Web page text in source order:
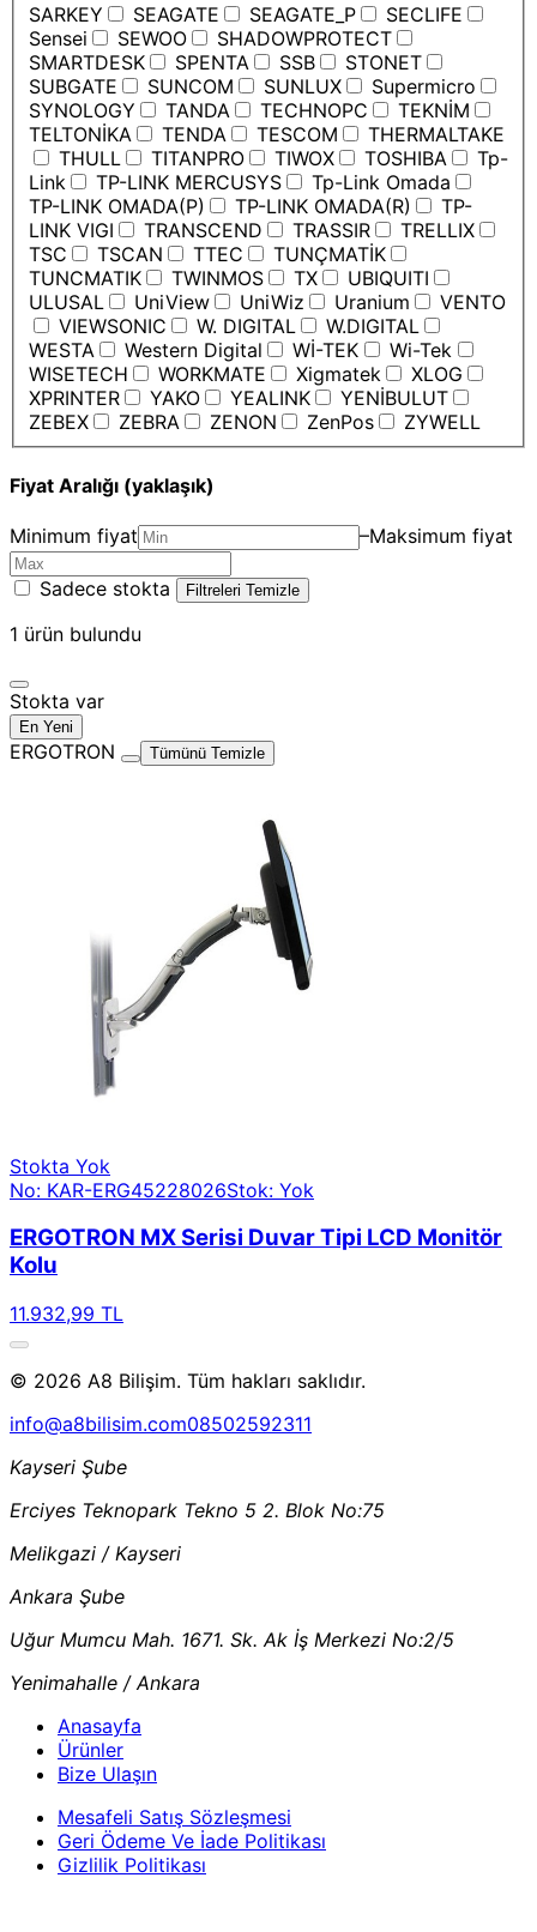
SARKEY
SEAGATE SEAGATE_P
SECLIFE
Sensei
SEWOO
SHADOWPROTECT
SMARTDESK
SPENTA SSB
STONET
SUBGATE
SUNCOM SUNLUX
Supermicro
SYNOLOGY
TANDA TECHNOPC
TEKNİM
TELTONİKA
TENDA TESCOM
THERMALTAKE
THULL
TITANPRO TIWOX TOSHIBA
Tp-
Link
TP-LINK MERCUSYS
Tp-Link Omada
TP-LINK OMADA(P)
TP-LINK OMADA(R)
TP-
LINK VIGI
TRANSCEND TRASSIR
TRELLIX
TSC
TSCAN TTEC
TUNÇMATİK
TUNCMATIK
TWINMOS TX
UBIQUITI
ULUSAL
UniView UniWiz Uranium
VENTO
VIEWSONIC
W. DIGITAL
W.DIGITAL
WESTA
Western Digital Wİ-TEK
Wi-Tek
WISETECH
WORKMATE Xigmatek
XLOG
XPRINTER
YAKO YEALINK
YENİBULUT
ZEBEX
ZEBRA ZENON ZenPos ZYWELL
Fiyat Aralığı (yaklaşık)
Minimum fiyat –Maksimum fiyat
Sadece stokta Filtreleri Temizle
1 ürün bulundu
Stokta var
En Yeni
ERGOTRON Tümünü Temizle
Stokta Yok
No: KAR-ERG45228026Stok: Yok
ERGOTRON MX Serisi Duvar Tipi LCD Monitör
Kolu
11.932,99 TL
© 2026 A8 Bilişim. Tüm hakları saklıdır.
info@a8bilisim.com08502592311
Kayseri Şube
Erciyes Teknopark Tekno 5 2. Blok No:75
Melikgazi / Kayseri
Ankara Şube
Uğur Mumcu Mah. 1671. Sk. Ak İş Merkezi No:2/5
Yenimahalle / Ankara
Anasayfa
Ürünler
Bize Ulaşın
Mesafeli Satış Sözleşmesi
Geri Ödeme Ve İade Politikası
Gizlilik Politikası